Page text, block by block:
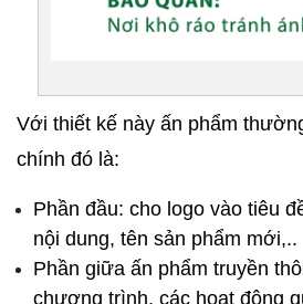
Với thiết kế này ấn phẩm
chính đó là:
Phần đầu: cho logo vào tiêu
nội dung, tên sản phẩm mới,..
Phần giữa ấn phẩm truyền
chương trình, các hoạt động